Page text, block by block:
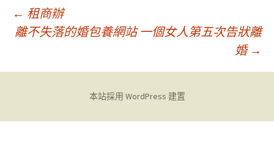
文
← 租商辦
離不失落的婚包養網站 一個女人第五次告狀離
婚 →
本站採用 WordPress 建置